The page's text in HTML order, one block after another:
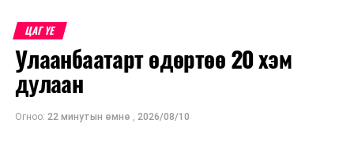
ЦАГ ҮЕ
Улаанбаатарт өдөртөө 20 хэм
дулаан
Огноо: 22 минутын өмнө 2026/08/10